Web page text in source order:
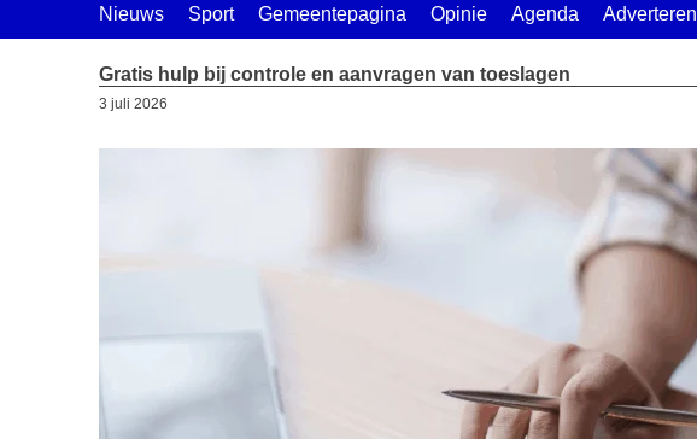
Nieuws Sport Gemeentepagina Opinie Agenda Adverteren
Gratis hulp bij controle en aanvragen van toeslagen
3 juli 2026